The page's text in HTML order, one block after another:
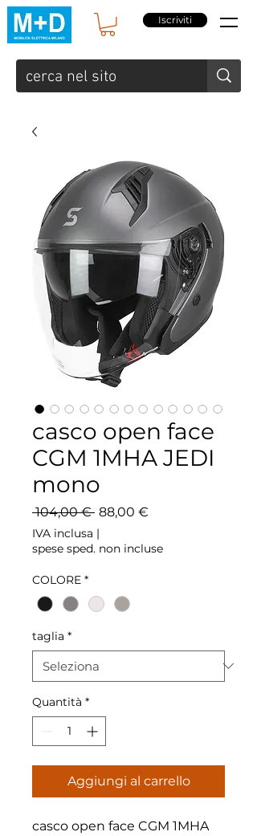
Iscriviti
casco open face
CGM 1MHA JEDI
mono
104,00 € Prezzo
regolare
88,00 €
IVA inclusa |
spese sped. non incluse
COLORE *
taglia *
Quantità *
Aggiungi al carrello
casco open face CGM 1MHA